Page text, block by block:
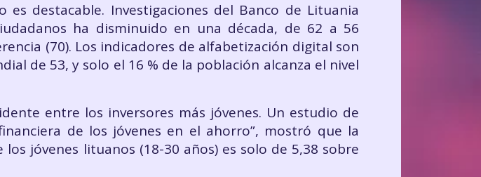
destacable. Investigaciones del Banco de Lituania
ha disminuido en una década, de 62 a 56
(70). Los indicadores de alfabetización digital son
de 53, y solo el 16 % de la población alcanza el nivel
entre los inversores más jóvenes. Un estudio de
de los jóvenes en el ahorro”, mostró que la
jóvenes lituanos (18-30 años) es solo de 5,38 sobre